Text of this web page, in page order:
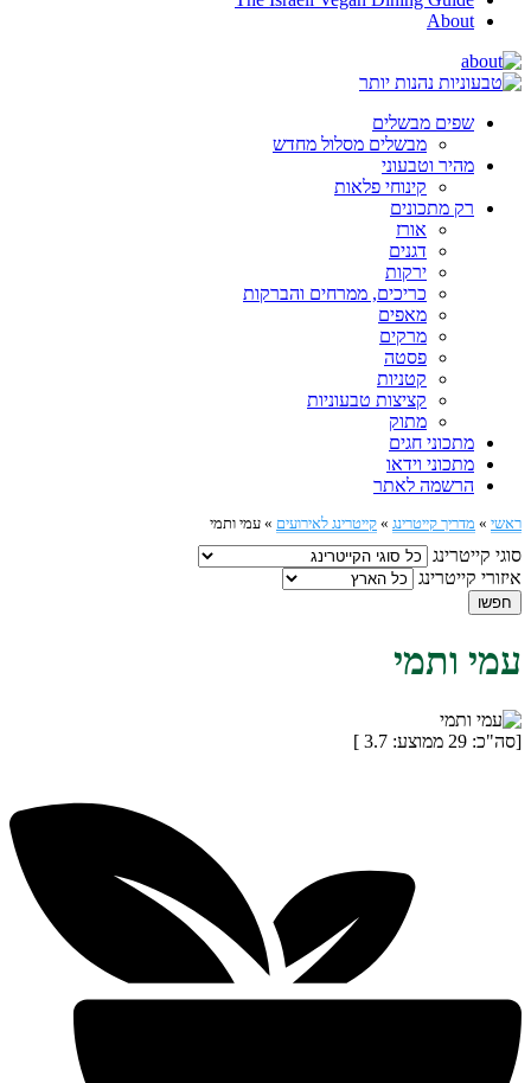
About
שפים מבשלים
מבשלים מסלול מחדש
מהיר וטבעוני
קינוחי פלאות
רק מתכונים
אורז
דגנים
ירקות
כריכים, ממרחים והברקות
מאפים
מרקים
פסטה
קטניות
קציצות טבעוניות
מתוק
מתכוני חגים
מתכוני וידאו
הרשמה לאתר
ראשי » מדריך קייטרינג » קייטרינג לאירועים » עמי ותמי
סוגי קייטרינג
איזורי קייטרינג
חפשו
עמי ותמי
[סה"כ: 29 ממוצע: 3.7
]